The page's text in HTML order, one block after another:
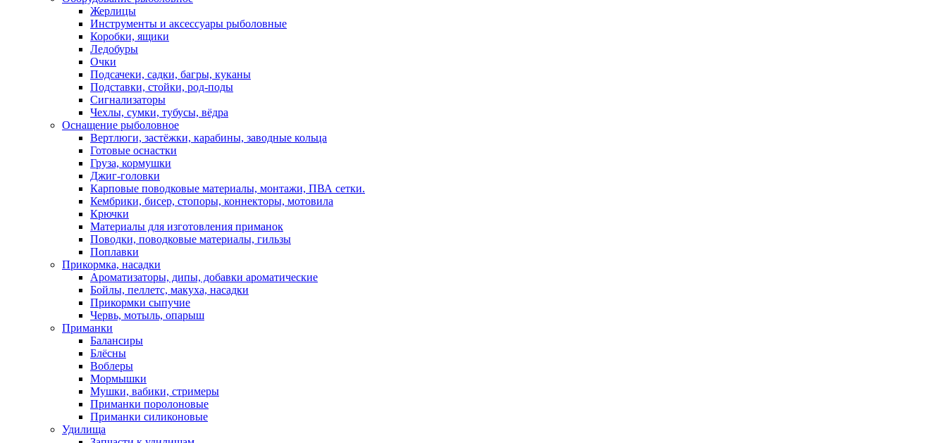
Жерлицы
Инструменты и аксессуары рыболовные
Коробки, ящики
Ледобуры
Очки
Подсачеки, садки, багры, куканы
Подставки, стойки, род-поды
Сигнализаторы
Чехлы, сумки, тубусы, вёдра
Оснащение рыболовное
Вертлюги, застёжки, карабины, заводные кольца
Готовые оснастки
Груза, кормушки
Джиг-головки
Карповые поводковые материалы, монтажи, ПВА сетки.
Кембрики, бисер, стопоры, коннекторы, мотовила
Крючки
Материалы для изготовления приманок
Поводки, поводковые материалы, гильзы
Поплавки
Прикормка, насадки
Ароматизаторы, дипы, добавки ароматические
Бойлы, пеллетс, макуха, насадки
Прикормки сыпучие
Червь, мотыль, опарыш
Приманки
Балансиры
Блёсны
Воблеры
Мормышки
Мушки, вабики, стримеры
Приманки поролоновые
Приманки силиконовые
Удилища